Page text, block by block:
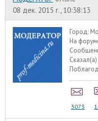
08 дек. 2015 г., 10:38:13
Город:
На
3073